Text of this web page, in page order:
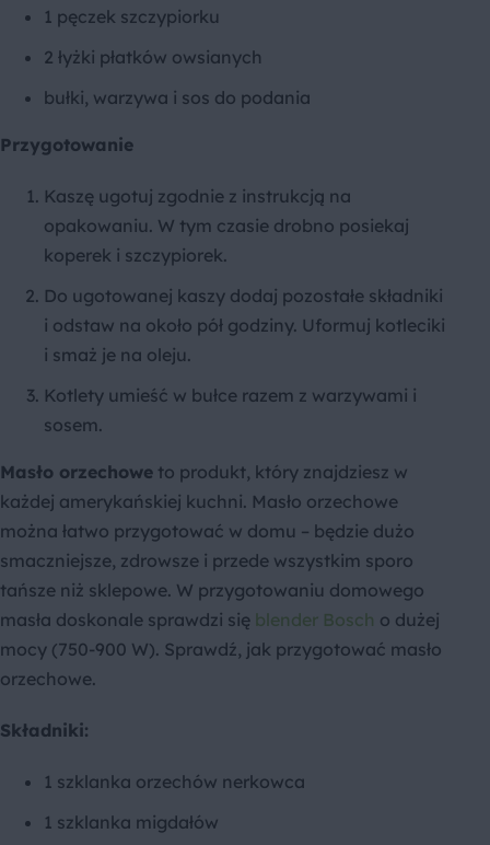
1 pęczek szczypiorku
2 łyżki płatków owsianych
bułki, warzywa i sos do podania
Przygotowanie
Kaszę ugotuj zgodnie z instrukcją na
opakowaniu. W tym czasie drobno posiekaj
koperek i szczypiorek.
Do ugotowanej kaszy dodaj pozostałe składniki
i odstaw na około pół godziny. Uformuj kotleciki
i smaż je na oleju.
Kotlety umieść w bułce razem z warzywami i
sosem.
Masło orzechowe to produkt, który znajdziesz w
każdej amerykańskiej kuchni. Masło orzechowe
można łatwo przygotować w domu – będzie dużo
smaczniejsze, zdrowsze i przede wszystkim sporo
tańsze niż sklepowe. W przygotowaniu domowego
masła doskonale sprawdzi się blender Bosch o dużej
mocy (750-900 W). Sprawdź, jak przygotować masło
orzechowe.
Składniki:
1 szklanka orzechów nerkowca
1 szklanka migdałów